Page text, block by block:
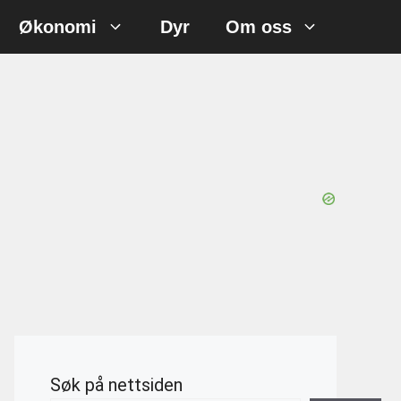
Økonomi Dyr Om oss
Søk på nettsiden